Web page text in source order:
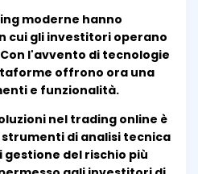
moderne hanno
cui gli investitori operano
l'avvento di tecnologie
offrono ora una
e funzionalità.
nel trading online è
di analisi tecnica
gestione del rischio più